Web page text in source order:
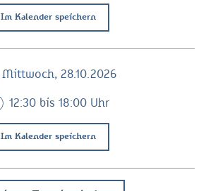
Im Kalender speichern
Mittwoch, 28.10.2026
12:30 bis 18:00 Uhr
Im Kalender speichern